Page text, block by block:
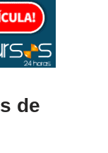
de